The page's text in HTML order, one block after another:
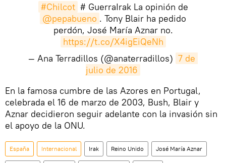
#Chilcot # GuerraIrak La opinión de
@pepabueno . Tony Blair ha pedido
perdón, José María Aznar no.
https://t.co/X4igEiQeNh
— Ana Terradillos (@anaterradillos) 7 de
julio de 2016
En la famosa cumbre de las Azores en Portugal,
celebrada el 16 de marzo de 2003, Bush, Blair y
Aznar decidieron seguir adelante con la invasión sin
el apoyo de la ONU.
España Internacional Irak Reino Unido José María Aznar